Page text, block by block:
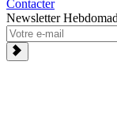
Contacter
Newsletter